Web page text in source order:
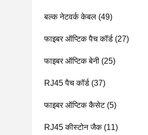
बल्क नेटवर्क केबल (49)
फाइबर ऑप्टिक पैच कॉर्ड (27)
फाइबर ऑप्टिक बेनी (25)
RJ45 पैच कॉर्ड (37)
फाइबर ऑप्टिक कैसेट(5)
RJ45 कीस्टोन जैक(11)